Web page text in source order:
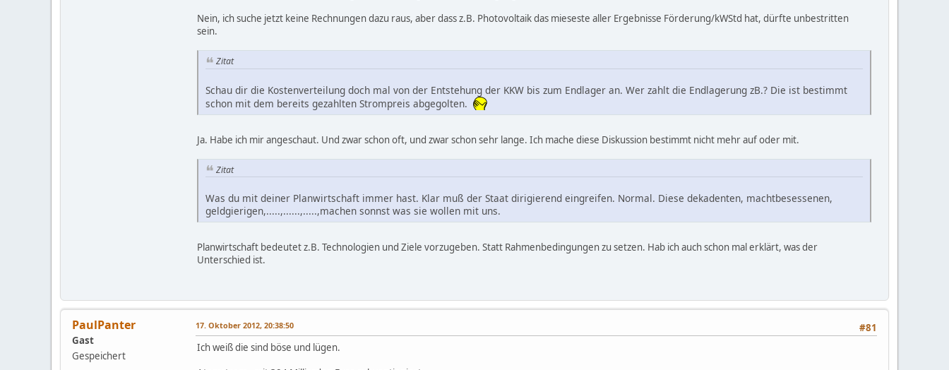
Nein, ich suche jetzt keine Rechnungen dazu raus, aber dass z.B. Photovoltaik das mieseste aller Ergebnisse Förderung/kWStd hat, dürfte unbestritten
sein.
Zitat
Schau dir die Kostenverteilung doch mal von der Entstehung der KKW bis zum Endlager an. Wer zahlt die Endlagerung zB.? Die ist bestimmt
schon mit dem bereits gezahlten Strompreis abgegolten.
Ja. Habe ich mir angeschaut. Und zwar schon oft, und zwar schon sehr lange. Ich mache diese Diskussion bestimmt nicht mehr auf oder mit.
Zitat
Was du mit deiner Planwirtschaft immer hast. Klar muß der Staat dirigierend eingreifen. Normal. Diese dekadenten, machtbesessenen,
geldgierigen,.....,......,.....,machen sonnst was sie wollen mit uns.
Planwirtschaft bedeutet z.B. Technologien und Ziele vorzugeben. Statt Rahmenbedingungen zu setzen. Hab ich auch schon mal erklärt, was der
Unterschied ist.
PaulPanter
Gast
Gespeichert
#81
17. Oktober 2012, 20:38:50
Ich weiß die sind böse und lügen.